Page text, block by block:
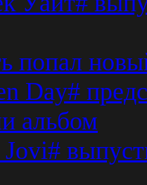
попал
Day#
альбом